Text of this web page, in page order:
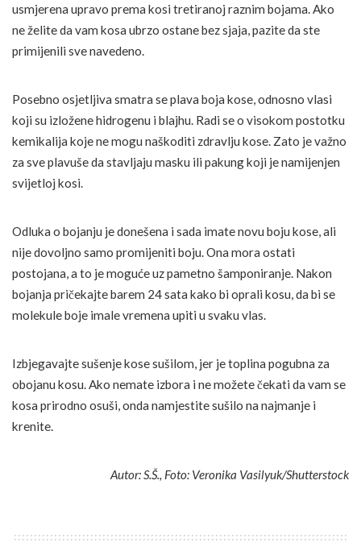
usmjerena upravo prema kosi tretiranoj raznim bojama. Ako
ne želite da vam kosa ubrzo ostane bez sjaja, pazite da ste
primijenili sve navedeno.
Posebno osjetljiva smatra se plava boja kose, odnosno vlasi
koji su izložene hidrogenu i blajhu. Radi se o visokom postotku
kemikalija koje ne mogu naškoditi zdravlju kose. Zato je važno
za sve plavuše da stavljaju masku ili pakung koji je namijenjen
svijetloj kosi.
Odluka o bojanju je donešena i sada imate novu boju kose, ali
nije dovoljno samo promijeniti boju. Ona mora ostati
postojana, a to je moguće uz pametno šamponiranje. Nakon
bojanja pričekajte barem 24 sata kako bi oprali kosu, da bi se
molekule boje imale vremena upiti u svaku vlas.
Izbjegavajte sušenje kose sušilom, jer je toplina pogubna za
obojanu kosu. Ako nemate izbora i ne možete čekati da vam se
kosa prirodno osuši, onda namjestite sušilo na najmanje i
krenite.
Autor: S.Š., Foto: Veronika Vasilyuk/Shutterstock